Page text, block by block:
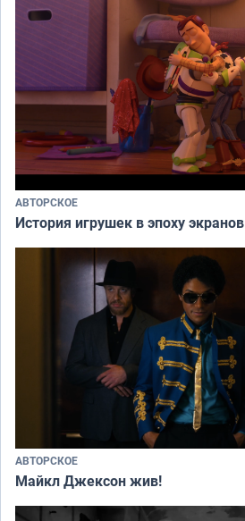
АВТОРСКОЕ
История игрушек в эпоху экранов
АВТОРСКОЕ
Майкл Джексон жив!